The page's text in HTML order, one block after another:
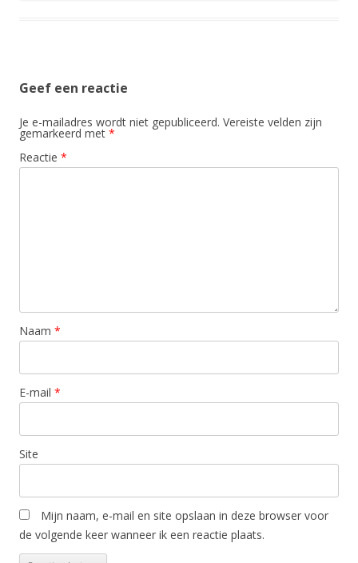
Geef een reactie
Je e-mailadres wordt niet gepubliceerd. Vereiste velden zijn
gemarkeerd met *
Reactie *
Naam *
E-mail *
Site
Mijn naam, e-mail en site opslaan in deze browser voor
de volgende keer wanneer ik een reactie plaats.